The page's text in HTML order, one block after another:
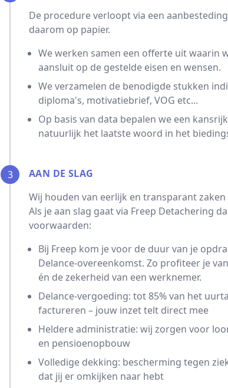
De procedure verloopt via een
daarom op papier.
We werken samen een offerte uit waarin
aansluit op de gestelde eisen en wensen.
We verzamelen de benodigde stukken
diploma's, motivatiebrief, VOG etc...
Op basis van data bepalen we een
natuurlijk het laatste woord in het
3
AAN DE SLAG
Wij houden van eerlijk en transparant zaken
Als je aan slag gaat via Freep Detachering
voorwaarden:
Bij Freep kom je voor de duur van je
Delance-overeenkomst. Zo profiteer je
én de zekerheid van een werknemer.
Delance-vergoeding: tot 85% van het
factureren – jouw inzet telt direct mee
Heldere administratie: wij zorgen voor
en pensioenopbouw
Volledige dekking: bescherming tegen
dat jij er omkijken naar hebt